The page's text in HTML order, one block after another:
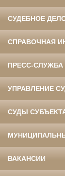
СУДЕБНОЕ
СПРАВОЧНАЯ
ПРЕСС-СЛУЖБА
УПРАВЛЕНИЕ
СУДЫ
ВАКАНСИИ